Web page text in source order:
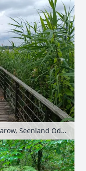
Steg am Scharmützelsee in Bad Saarow, Seenland Oder-Spree, Brandenburg, Deutschland